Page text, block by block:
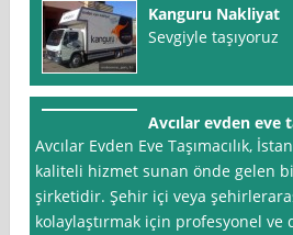
Kanguru Nakliyat
Sevgiyle taşıyoruz
Avcılar evden eve
Avcılar Evden Eve Taşımacılık,
kaliteli hizmet sunan önde gelen
şirketidir. Şehir içi veya
kolaylaştırmak için profesyonel